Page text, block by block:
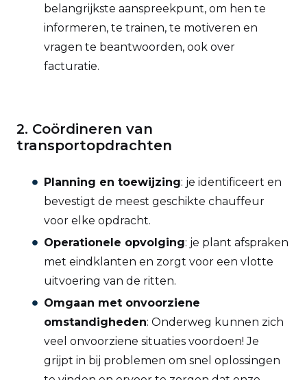
belangrijkste aanspreekpunt, om hen te
informeren, te trainen, te motiveren en
vragen te beantwoorden, ook over
facturatie.
2. Coördineren van
transportopdrachten
Planning en toewijzing: je identificeert en
bevestigt de meest geschikte chauffeur
voor elke opdracht.
Operationele opvolging: je plant afspraken
met eindklanten en zorgt voor een vlotte
uitvoering van de ritten.
Omgaan met onvoorziene
omstandigheden: Onderweg kunnen zich
veel onvoorziene situaties voordoen! Je
grijpt in bij problemen om snel oplossingen